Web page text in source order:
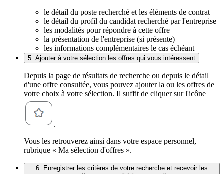
le détail du poste recherché et les éléments de contrat
le détail du profil du candidat recherché par l'entreprise
les modalités pour répondre à cette offre
la présentation de l'entreprise (si présente)
les informations complémentaires le cas échéant
5. Ajouter à votre sélection les offres qui vous intéressent
Depuis la page de résultats de recherche ou depuis le détail
d'une offre consultée, vous pouvez ajouter la ou les offres de
votre choix à votre sélection. Il suffit de cliquer sur l'icône
.
Vous les retrouverez ainsi dans votre espace personnel,
rubrique « Ma sélection d'offres ».
6. Enregistrer les critères de votre recherche et recevoir les